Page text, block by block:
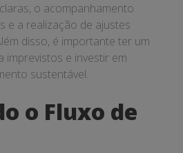
o acompanhamento
e a realização de ajustes
disso, é importante ter um
imprevistos e investir em
sustentável.
o Fluxo de